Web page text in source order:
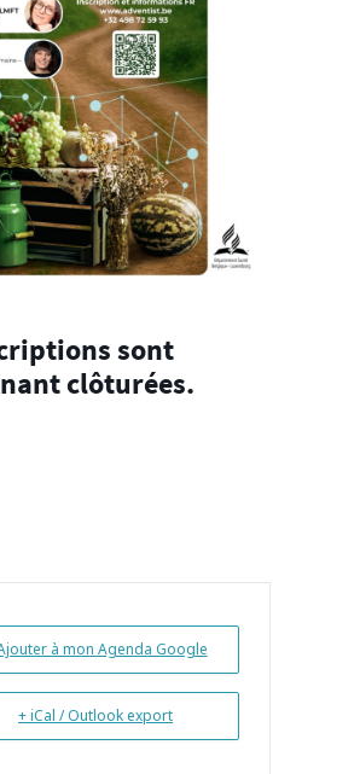
sont
clôturées.
à mon Agenda Google
+ iCal / Outlook export